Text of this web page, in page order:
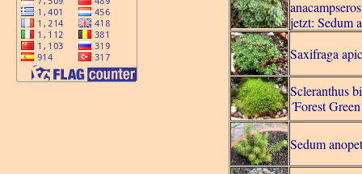
anacampseros
jetzt: Sedum
Saxifraga
Scleranthus
´Forest
Sedum